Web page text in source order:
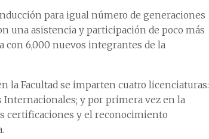
para igual número de generaciones
una asistencia y participación de poco más
con 6,000 nuevos integrantes de la
la Facultad se imparten cuatro licenciaturas:
y por primera vez en la
certificaciones y el reconocimiento